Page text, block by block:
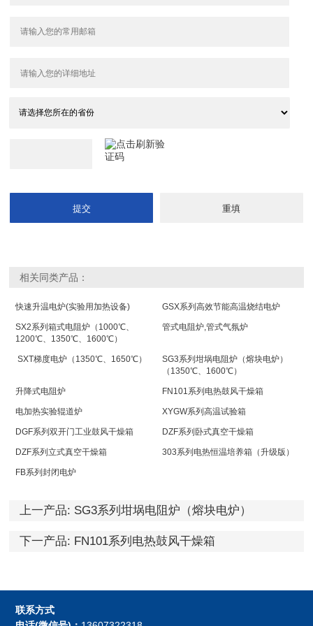
相关同类产品：
快速升温电炉(实验用加热设备) GSX系列高效节能高温烧结电炉
SX2系列箱式电阻炉（1000℃、
1200℃、1350℃、1600℃）
管式电阻炉,管式气氛炉
SXT梯度电炉（1350℃、1650℃）
SG3系列坩埚电阻炉（熔块电炉）
（1350℃、1600℃）
升降式电阻炉 FN101系列电热鼓风干燥箱
电加热实验辊道炉 XYGW系列高温试验箱
DGF系列双开门工业鼓风干燥箱 DZF系列卧式真空干燥箱
DZF系列立式真空干燥箱 303系列电热恒温培养箱（升级版）
FB系列封闭电炉
上一产品: SG3系列坩埚电阻炉（熔块电炉）
下一产品: FN101系列电热鼓风干燥箱
联系方式